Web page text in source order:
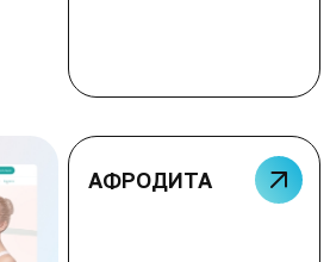
АФРОДИТА